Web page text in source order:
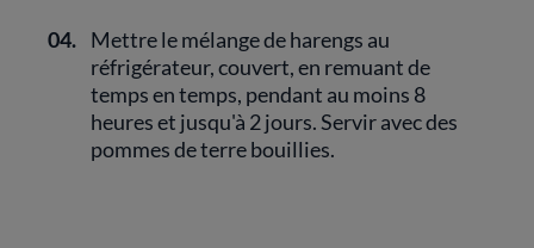
04. Mettre le mélange de harengs au
réfrigérateur, couvert, en remuant de
temps en temps, pendant au moins 8
heures et jusqu'à 2 jours. Servir avec des
pommes de terre bouillies.